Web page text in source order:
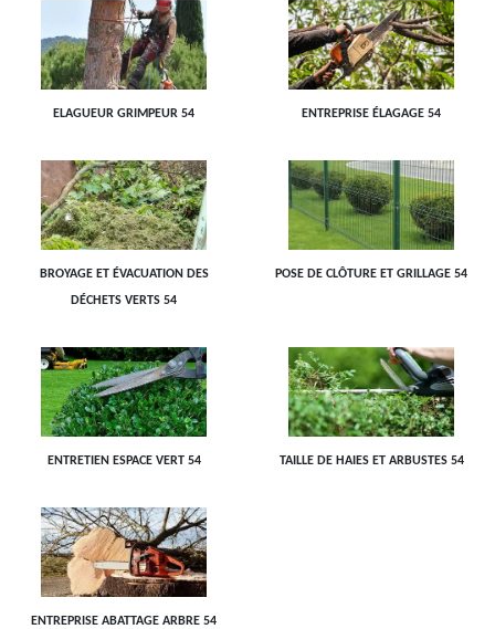
ELAGUEUR GRIMPEUR 54 ENTREPRISE ÉLAGAGE 54
BROYAGE ET ÉVACUATION DES
DÉCHETS VERTS 54
POSE DE CLÔTURE ET GRILLAGE 54
ENTRETIEN ESPACE VERT 54 TAILLE DE HAIES ET ARBUSTES 54
ENTREPRISE ABATTAGE ARBRE 54